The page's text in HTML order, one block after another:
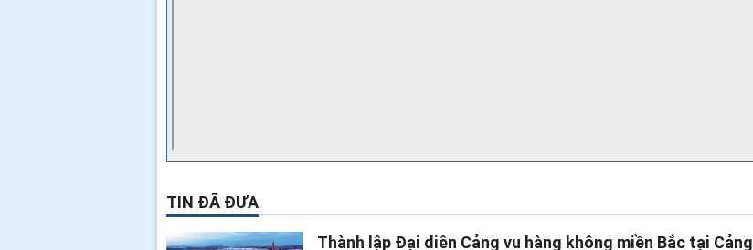
TIN ĐÃ ĐƯA
Thành lập Đại diện Cảng vụ hàng không miền Bắc tại Cảng